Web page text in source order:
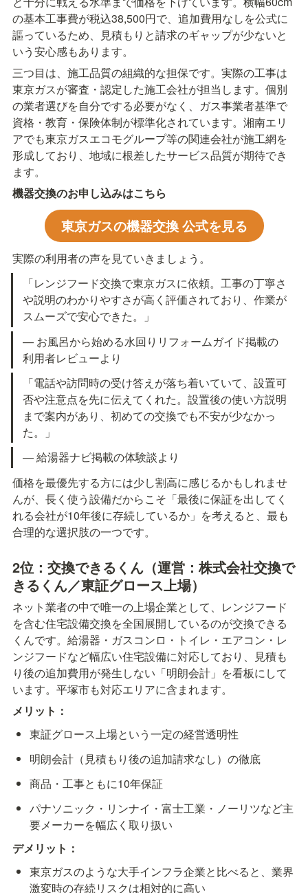
の基本工事費が税込38,500円で、追加費用なしを公式に
謳っているため、見積もりと請求のギャップが少ないと
いう安心感もあります。
三つ目は、施工品質の組織的な担保です。実際の工事は
東京ガスが審査・認定した施工会社が担当します。個別
の業者選びを自分でする必要がなく、ガス事業者基準で
資格・教育・保険体制が標準化されています。湘南エリ
アでも東京ガスエコモグループ等の関連会社が施工網を
形成しており、地域に根差したサービス品質が期待でき
ます。
機器交換のお申し込みはこちら
東京ガスの機器交換 公式を見る
実際の利用者の声を見ていきましょう。
「レンジフード交換で東京ガスに依頼。工事の丁寧さ
や説明のわかりやすさが高く評価されており、作業が
スムーズで安心できた。」
— お風呂から始める水回りリフォームガイド掲載の
利用者レビューより
「電話や訪問時の受け答えが落ち着いていて、設置可
否や注意点を先に伝えてくれた。設置後の使い方説明
まで案内があり、初めての交換でも不安が少なかっ
た。」
— 給湯器ナビ掲載の体験談より
価格を最優先する方には少し割高に感じるかもしれませ
んが、長く使う設備だからこそ「最後に保証を出してく
れる会社が10年後に存続しているか」を考えると、最も
合理的な選択肢の一つです。
2位：交換できるくん（運営：株式会社交換で
きるくん／東証グロース上場）
ネット業者の中で唯一の上場企業として、レンジフード
を含む住宅設備交換を全国展開しているのが交換できる
くんです。給湯器・ガスコンロ・トイレ・エアコン・レ
ンジフードなど幅広い住宅設備に対応しており、見積も
り後の追加費用が発生しない「明朗会計」を看板にして
います。平塚市も対応エリアに含まれます。
メリット：
東証グロース上場という一定の経営透明性
明朗会計（見積もり後の追加請求なし）の徹底
商品・工事ともに10年保証
パナソニック・リンナイ・富士工業・ノーリツなど主
要メーカーを幅広く取り扱い
デメリット：
東京ガスのような大手インフラ企業と比べると、業界
激変時の存続リスクは相対的に高い